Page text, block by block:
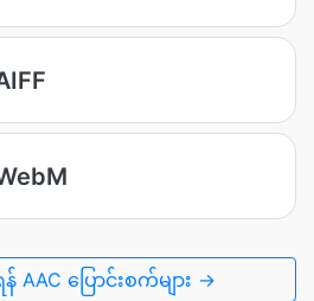
ပြောင်းစက်များ →